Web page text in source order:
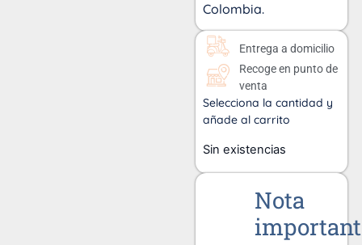
Colombia.
Entrega a domicilio
Recoge en punto de
venta
Selecciona la cantidad y
añade al carrito
Sin existencias
Nota